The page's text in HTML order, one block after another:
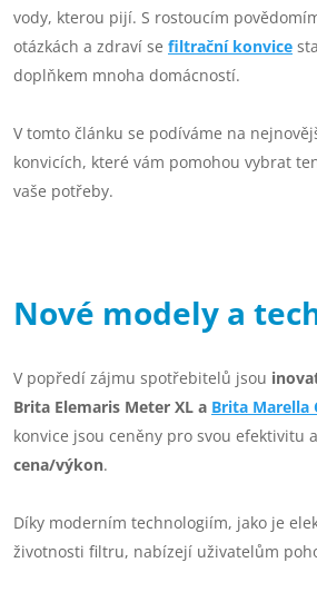
vody, kterou pijí. S rostoucím
otázkách a zdraví se filtrační konvice
doplňkem mnoha domácností.
V tomto článku se podíváme na
konvicích, které vám pomohou vybrat
vaše potřeby.
Nové modely a
V popředí zájmu spotřebitelů jsou
Brita Elemaris Meter XL a Brita Marella
konvice jsou ceněny pro svou efektivitu
cena/výkon.
Díky moderním technologiím, jako je
životnosti filtru, nabízejí uživatelům